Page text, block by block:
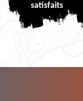
satisfaits